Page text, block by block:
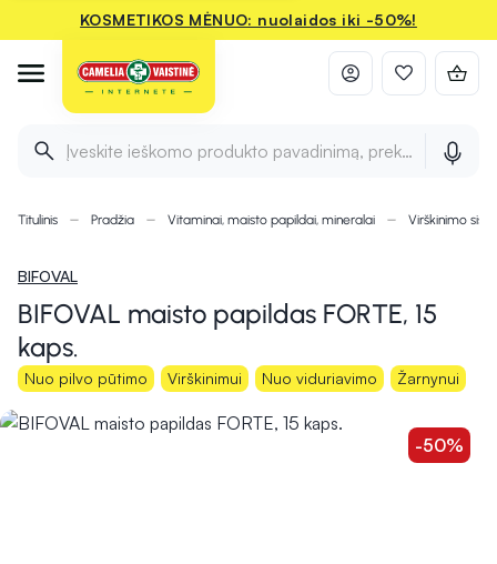
KOSMETIKOS MĖNUO: nuolaidos iki -50%!
Įveskite ieškomo produkto pavadinimą, prekės ženklą ir
Titulinis Pradžia Vitaminai, maisto papildai, mineralai Virškinimo
BIFOVAL
BIFOVAL maisto papildas FORTE, 15
kaps.
Nuo pilvo pūtimo Virškinimui Nuo viduriavimo Žarnynui
-50%